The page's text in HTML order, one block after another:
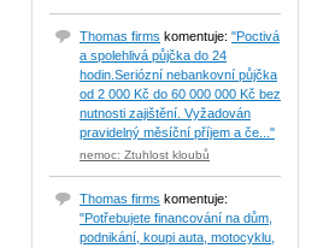
Thomas firms komentuje: "Poctivá
a spolehlivá půjčka do 24
hodin.Seriózní nebankovní půjčka
od 2 000 Kč do 60 000 000 Kč bez
nutnosti zajištění. Vyžadován
pravidelný měsíční příjem a če..."
nemoc: Ztuhlost kloubů
Thomas firms komentuje:
"Potřebujete financování na dům,
podnikání, koupi auta, motocyklu,